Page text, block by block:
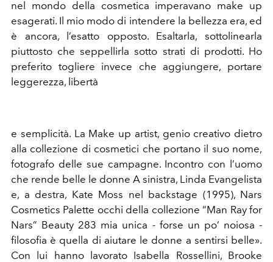
nel mondo della cosmetica imperavano make up
esagerati. Il mio modo di intendere la bellezza era, ed
è ancora, l’esatto opposto. Esaltarla, sottolinearla
piuttosto che seppellirla sotto strati di prodotti. Ho
preferito togliere invece che aggiungere, portare
leggerezza, libertà
e semplicità. La Make up artist, genio creativo dietro
alla collezione di cosmetici che portano il suo nome,
fotografo delle sue campagne. Incontro con l’uomo
che rende belle le donne A sinistra, Linda Evangelista
e, a destra, Kate Moss nel backstage (1995), Nars
Cosmetics Palette occhi della collezione “Man Ray for
Nars” Beauty 283 mia unica - forse un po’ noiosa -
filosofia è quella di aiutare le donne a sentirsi belle».
Con lui hanno lavorato Isabella Rossellini, Brooke